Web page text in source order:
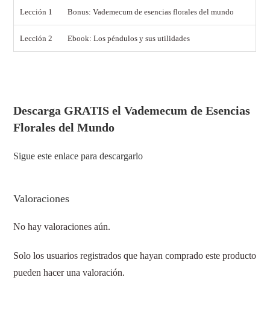
Lección 1 Bonus: Vademecum de esencias florales del mundo
Lección 2 Ebook: Los péndulos y sus utilidades
Descarga GRATIS el Vademecum de Esencias
Florales del Mundo
Sigue este enlace para descargarlo
Valoraciones
No hay valoraciones aún.
Solo los usuarios registrados que hayan comprado este producto
pueden hacer una valoración.